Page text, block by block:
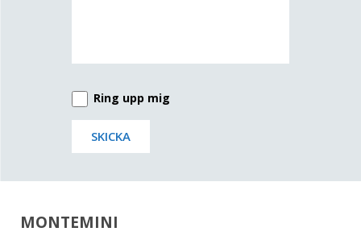
Ring upp mig
MONTEMINI